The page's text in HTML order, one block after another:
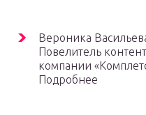
Вероника
Повелитель
компании
Подробнее